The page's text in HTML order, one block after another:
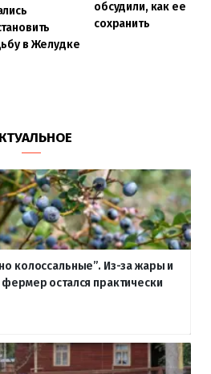
в Желудке
обсудили, как ее
сохранить
колоссальные”. Из-за жары и
остался практически